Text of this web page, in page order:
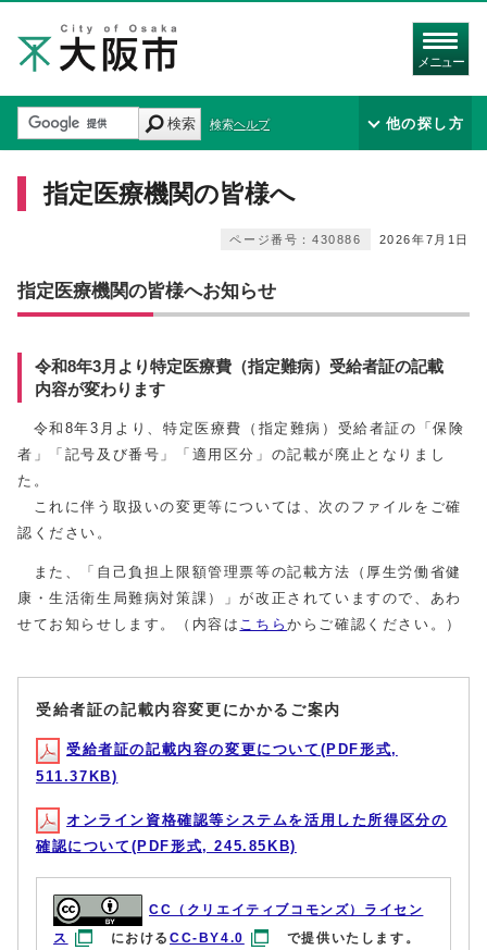
メニュー
検索 検索ヘルプ 他の探し方
指定医療機関の皆様へ
2026年7月1日
ページ番号：430886
指定医療機関の皆様へお知らせ
令和8年3月より特定医療費（指定難病）受給者証の記載
内容が変わります
令和 8年3 月より、特定医療費（指定難病）受給者証の「保険
者」「記号及び番号」「適用区分」の記載が廃止となりまし
た。
これに伴う取扱いの変更等については、次のファイルをご確
認ください。
また、「自己負担上限額管理票等の記載方法（厚生労働省健
康・生活衛生局難病対策課）」が改正されていますので、あわ
せてお知らせします。（内容は こちらからご確認ください。）
受給者証の記載内容変更にかかるご案内
受給者証の記載内容の変更について(PDF形式,
511.37KB)
オンライン資格確認等システムを活用した所得区分の
確認について(PDF形式, 245.85KB)
CC（クリエイティブコモンズ）ライセン
ス
におけるCC-BY4.0 で提供いたします。